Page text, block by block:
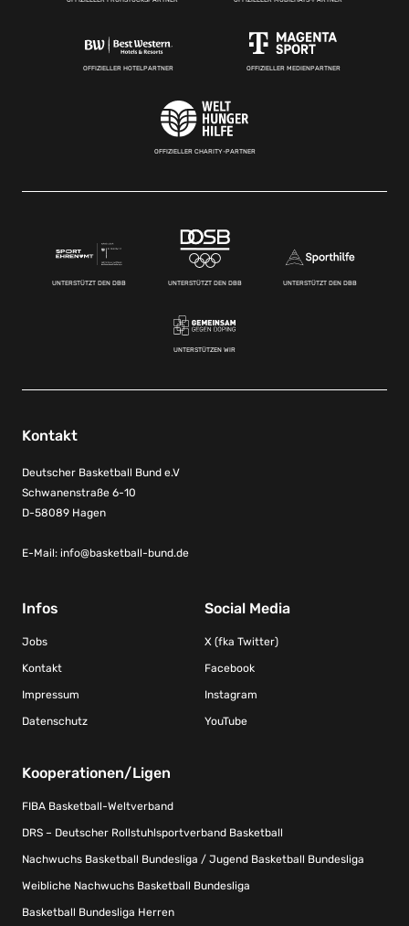
OFFIZIELLER HOTELPARTNER OFFIZIELLER MEDIENPARTNER
OFFIZIELLER CHARITY-PARTNER
UNTERSTÜTZT DEN DBB UNTERSTÜTZT DEN DBB UNTERSTÜTZT DEN DBB
UNTERSTÜTZEN WIR
Kontakt
Deutscher Basketball Bund e.V
Schwanenstraße 6-10
D-58089 Hagen
E-Mail: info@basketball-bund.de
Infos
Jobs
Kontakt
Impressum
Datenschutz
Social Media
X (fka Twitter)
Facebook
Instagram
YouTube
Kooperationen/Ligen
FIBA Basketball-Weltverband
DRS – Deutscher Rollstuhlsportverband Basketball
Nachwuchs Basketball Bundesliga / Jugend Basketball Bundesliga
Weibliche Nachwuchs Basketball Bundesliga
Basketball Bundesliga Herren